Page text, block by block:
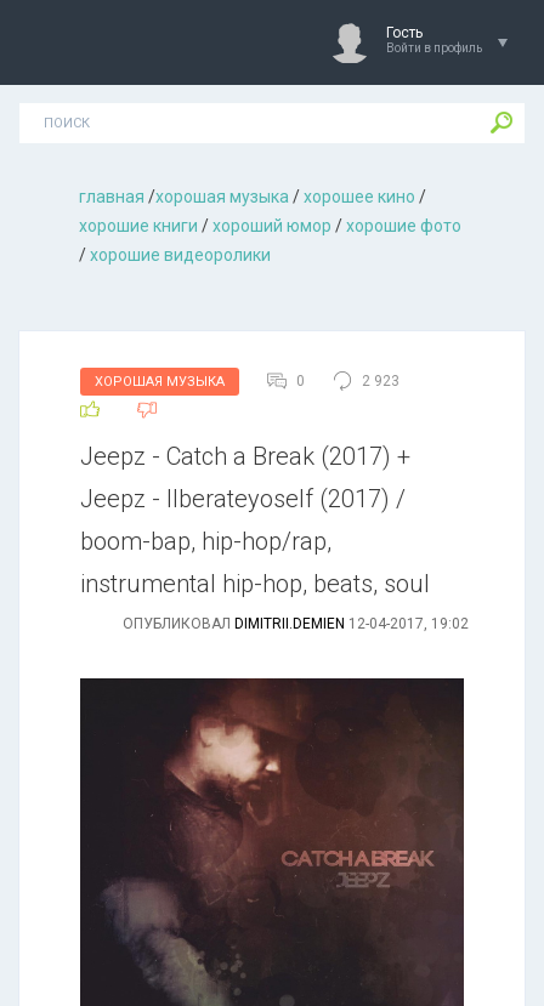
Гость
Войти в профиль
главная /хорошая музыкa /хорошее кино /
хорошие книги /хороший юмор /хорошие фото
/хорошие видеоролики
ХОРОШАЯ МУЗЫКА 0 2 923
Jeepz - Catch a Break (2017) +
Jeepz - Ilberateyoself (2017) /
boom-bap, hip-hop/rap,
instrumental hip-hop, beats, soul
ОПУБЛИКОВАЛ DIMITRII.DEMIEN 12-04-2017, 19:02